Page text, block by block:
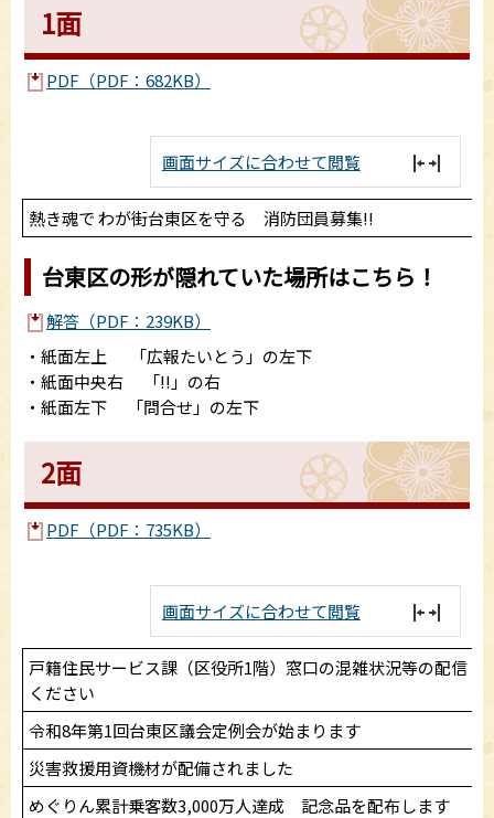
1面
PDF（PDF：682KB）
画面サイズに合わせて閲覧
熱き魂で わが街台東区を守る 消防団員募集!!
台東区の形が隠れていた場所はこちら！
解答（PDF：239KB）
・紙面左上 「広報たいとう」の左下
・紙面中央右 「!!」の右
・紙面左下 「問合せ」の左下
2面
PDF（PDF：735KB）
画面サイズに合わせて閲覧
戸籍住民サービス課（区役所1階）窓口の混雑状況等の配信・
ください
令和8年第1回台東区議会定例会が始まります
災害救援用資機材が配備されました
めぐりん累計乗客数3,000万人達成 記念品を配布します